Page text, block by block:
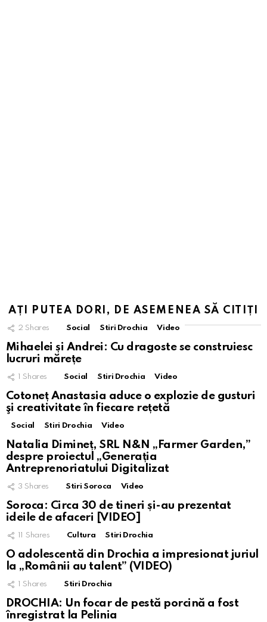
AȚI PUTEA DORI, DE ASEMENEA SĂ CITIȚI
2 Shares Social Stiri Drochia Video
Mihaelei și Andrei: Cu dragoste se construiesc
lucruri mărețe
Shares Social Stiri Drochia Video
Cotoneț Anastasia aduce o explozie de gusturi
şi creativitate în fiecare rețetă
Social Stiri Drochia Video
Natalia Dimineț, SRL N&N „Farmer Garden,”
despre proiectul „Generația
Antreprenoriatului Digitalizat
3 Shares Stiri Soroca Video
Soroca: Circa 30 de tineri și-au prezentat
ideile de afaceri [VIDEO]
Shares Cultura Stiri Drochia
O adolescentă din Drochia a impresionat juriul
la „Românii au talent” (VIDEO)
Shares Stiri Drochia
DROCHIA: Un focar de pestă porcină a fost
înregistrat la Pelinia